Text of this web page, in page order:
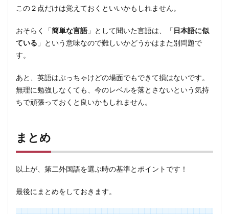
この２点だけは覚えておくといいかもしれません。
おそらく「簡単な言語 」として聞いた言語は、「日本語に似
ている 」という意味なので難しいかどうかはまた別問題で
す。
あと、英語はぶっちゃけどの場面でもできて損はないです。
無理に勉強しなくても、今のレベルを落とさないという気持
ちで頑張っておくと良いかもしれません。
まとめ
以上が、第二外国語を選ぶ時の基準とポイントです！
最後にまとめをしておきます。